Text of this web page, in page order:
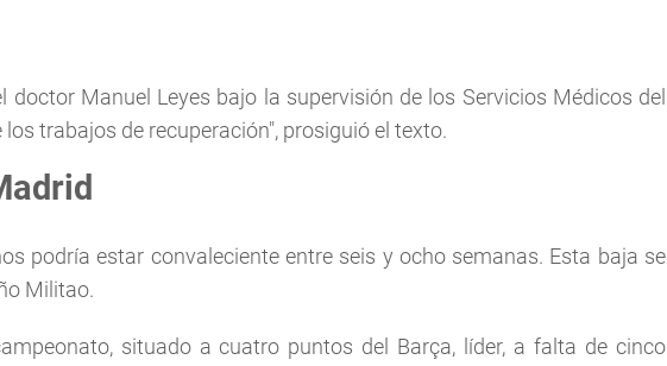
doctor Manuel Leyes bajo la supervisión de los Servicios Médicos del
trabajos de recuperación", prosiguió el texto.
podría estar convaleciente entre seis y ocho semanas. Esta baja se
Militao.
situado a cuatro puntos del Barça, líder, a falta de cinco